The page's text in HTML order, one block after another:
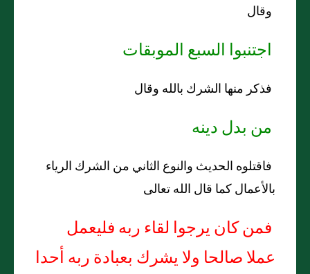
وقال
اجتنبوا السبع الموبقات
فذكر منها الشرك بالله وقال
من بدل دينه
فاقتلوه الحديث والنوع الثاني من الشرك الرياء
بالأعمال كما قال الله تعالى
فمن كان يرجوا لقاء ربه فليعمل
عملا صالحا ولا يشرك بعبادة ربه أحدا